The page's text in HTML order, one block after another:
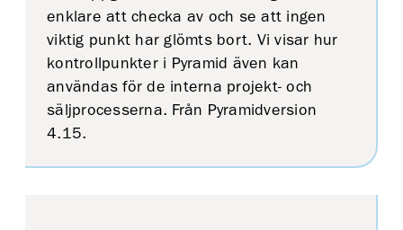
enklare att checka av och se att ingen
viktig punkt har glömts bort. Vi visar hur
kontrollpunkter i Pyramid även kan
användas för de interna projekt- och
säljprocesserna. Från Pyramidversion
4.15.